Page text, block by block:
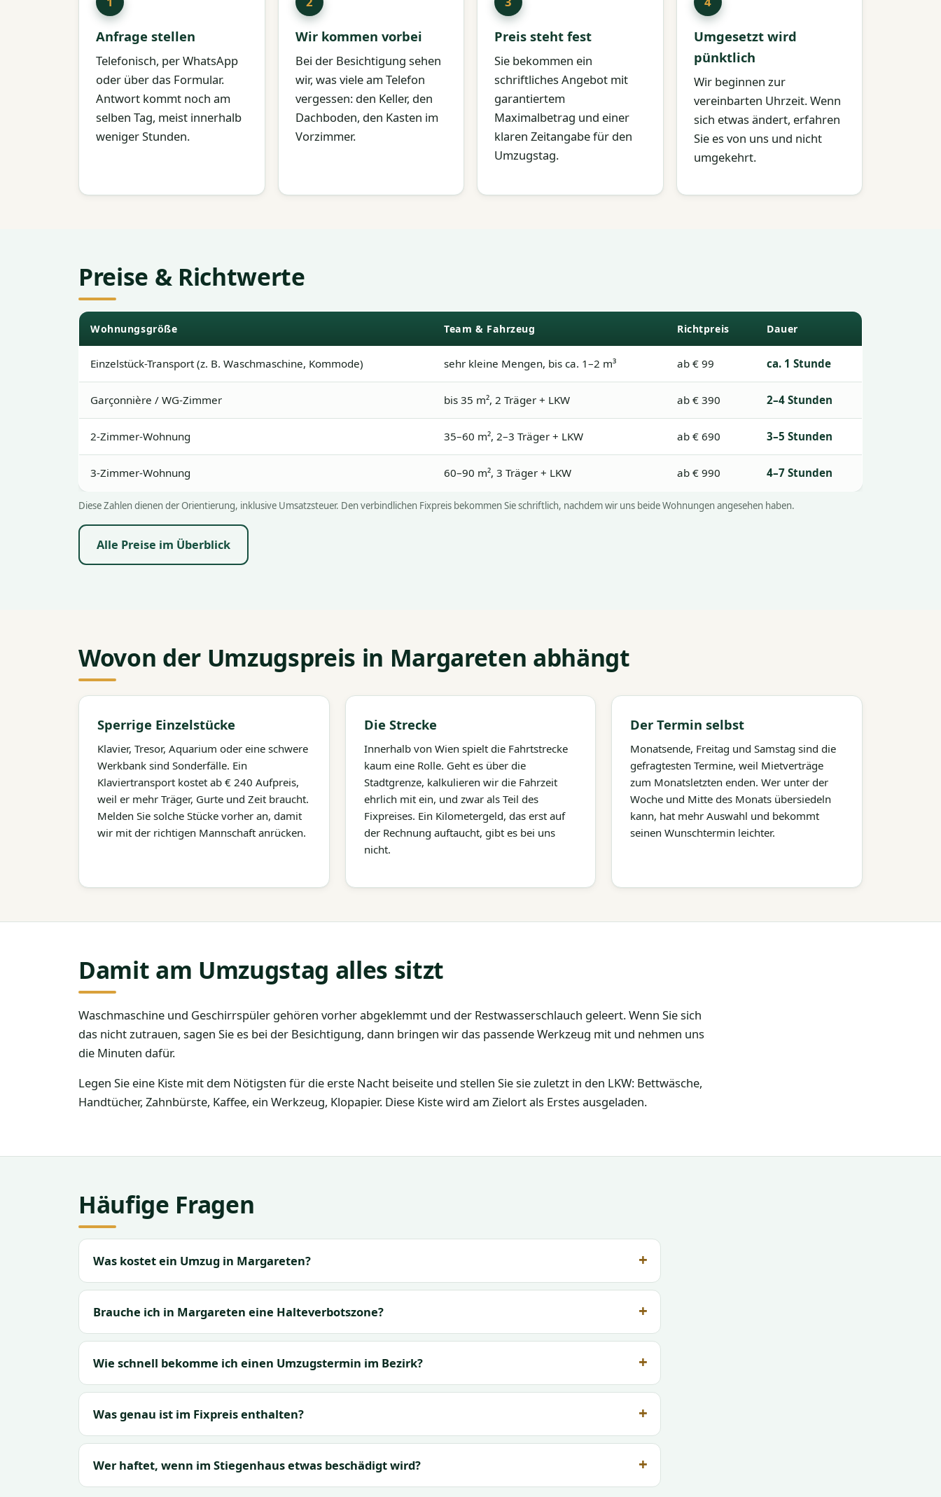
Anfrage stellen
Telefonisch, per WhatsApp
oder über das Formular.
Antwort kommt noch am
selben Tag, meist innerhalb
weniger Stunden.
Wir kommen vorbei
Bei der Besichtigung sehen
wir, was viele am Telefon
vergessen: den Keller, den
Dachboden, den Kasten im
Vorzimmer.
Preis steht fest
Sie bekommen ein
schriftliches Angebot mit
garantiertem
Maximalbetrag und einer
klaren Zeitangabe für den
Umzugstag.
Umgesetzt wird
pünktlich
Wir beginnen zur
vereinbarten Uhrzeit. Wenn
sich etwas ändert, erfahren
Sie es von uns und nicht
umgekehrt.
Preise & Richtwerte
Wohnungsgröße Team & Fahrzeug Richtpreis Dauer
Einzelstück-Transport (z. B. Waschmaschine, Kommode) sehr kleine Mengen, bis ca. 1–2 m³ ab € 99 ca. 1 Stunde
Garçonnière / WG-Zimmer bis 35 m², 2 Träger + LKW ab € 390 2–4 Stunden
2-Zimmer-Wohnung 35–60 m², 2–3 Träger + LKW ab € 690 3–5 Stunden
3-Zimmer-Wohnung 60–90 m², 3 Träger + LKW ab € 990 4–7 Stunden
Diese Zahlen dienen der Orientierung, inklusive Umsatzsteuer. Den verbindlichen Fixpreis bekommen Sie schriftlich, nachdem wir uns beide Wohnungen angesehen haben.
Alle Preise im Überblick
Wovon der Umzugspreis in Margareten abhängt
Sperrige Einzelstücke
Klavier, Tresor, Aquarium oder eine schwere
Werkbank sind Sonderfälle. Ein
Klaviertransport kostet ab € 240 Aufpreis,
weil er mehr Träger, Gurte und Zeit braucht.
Melden Sie solche Stücke vorher an, damit
wir mit der richtigen Mannschaft anrücken.
Die Strecke
Innerhalb von Wien spielt die Fahrtstrecke
kaum eine Rolle. Geht es über die
Stadtgrenze, kalkulieren wir die Fahrzeit
ehrlich mit ein, und zwar als Teil des
Fixpreises. Ein Kilometergeld, das erst auf
der Rechnung auftaucht, gibt es bei uns
nicht.
Der Termin selbst
Monatsende, Freitag und Samstag sind die
gefragtesten Termine, weil Mietverträge
zum Monatsletzten enden. Wer unter der
Woche und Mitte des Monats übersiedeln
kann, hat mehr Auswahl und bekommt
seinen Wunschtermin leichter.
Damit am Umzugstag alles sitzt
Waschmaschine und Geschirrspüler gehören vorher abgeklemmt und der Restwasserschlauch geleert. Wenn Sie sich
das nicht zutrauen, sagen Sie es bei der Besichtigung, dann bringen wir das passende Werkzeug mit und nehmen uns
die Minuten dafür.
Legen Sie eine Kiste mit dem Nötigsten für die erste Nacht beiseite und stellen Sie sie zuletzt in den LKW: Bettwäsche,
Handtücher, Zahnbürste, Kaffee, ein Werkzeug, Klopapier. Diese Kiste wird am Zielort als Erstes ausgeladen.
Häufige Fragen
Was kostet ein Umzug in Margareten?
Brauche ich in Margareten eine Halteverbotszone?
Wie schnell bekomme ich einen Umzugstermin im Bezirk?
Was genau ist im Fixpreis enthalten?
Wer haftet, wenn im Stiegenhaus etwas beschädigt wird?